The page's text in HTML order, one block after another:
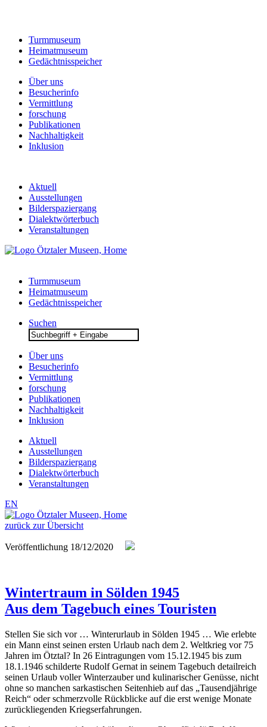
Turmmuseum
Heimatmuseum
Gedächtnisspeicher
Über uns
Besucherinfo
Vermittlung
forschung
Publikationen
Nachhaltigkeit
Inklusion
Aktuell
Ausstellungen
Bilderspaziergang
Dialektwörterbuch
Veranstaltungen
Turmmuseum
Heimatmuseum
Gedächtnisspeicher
Suchen
Search
for:
Über uns
Besucherinfo
Vermittlung
forschung
Publikationen
Nachhaltigkeit
Inklusion
Aktuell
Ausstellungen
Bilderspaziergang
Dialektwörterbuch
Veranstaltungen
EN
zurück zur Übersicht
Veröffentlichung 18/12/2020
Wintertraum in Sölden 1945
Aus dem Tagebuch eines Touristen
Stellen Sie sich vor … Winterurlaub in Sölden 1945 … Wie erlebte
ein Mann einst seinen ersten Urlaub nach dem 2. Weltkrieg vor 75
Jahren im Ötztal? In 26 Eintragungen vom 15.12.1945 bis zum
18.1.1946 schilderte Rudolf Gernat in seinem Tagebuch detailreich
seinen Urlaub voller Winterzauber und kulinarischer Genüsse, nicht
ohne so manchen sarkastischen Seitenhieb auf das „Tausendjährige
Reich“ oder schmerzvolle Rückblicke auf die erst wenige Monate
zurückliegenden Kriegserfahrungen.